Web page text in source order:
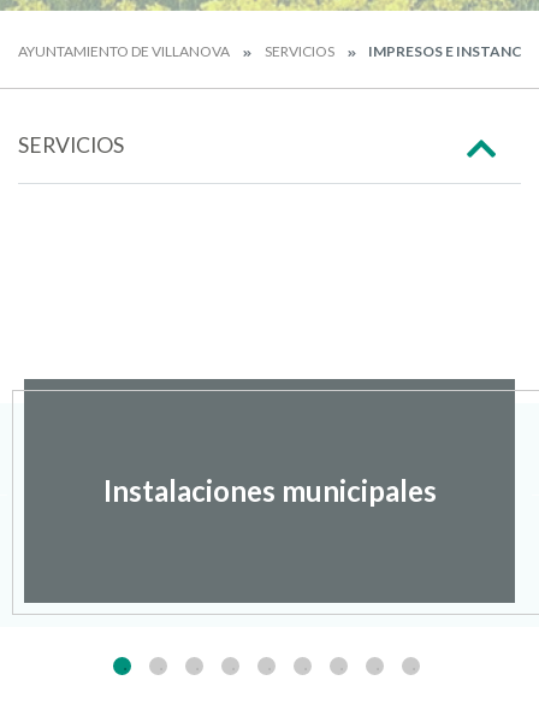
AYUNTAMIENTO DE VILLANOVA SERVICIOS IMPRESOS E
SERVICIOS
Instalaciones municipales